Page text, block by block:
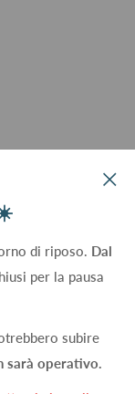
di riposo. Dal
per la pausa
subire
sarà operativo.